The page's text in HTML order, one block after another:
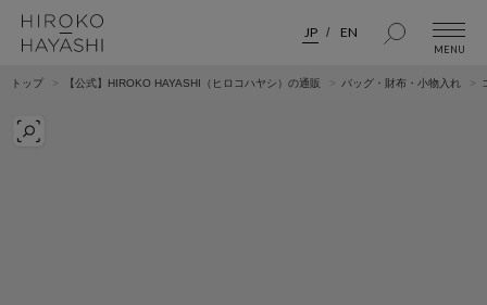
JP EN
トップ 【公式】HIROKO HAYASHI（ヒロコハヤシ）の通販 バッグ・財布・小物入れ